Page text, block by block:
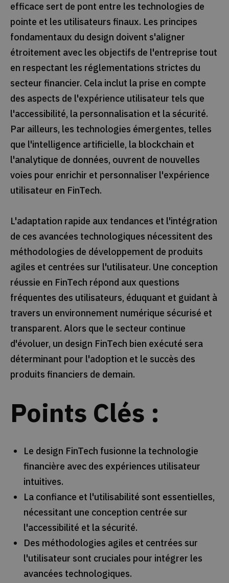
efficace sert de pont entre les technologies de
pointe et les utilisateurs finaux. Les principes
fondamentaux du design doivent s'aligner
étroitement avec les objectifs de l'entreprise tout
en respectant les réglementations strictes du
secteur financier. Cela inclut la prise en compte
des aspects de l'expérience utilisateur tels que
l'accessibilité, la personnalisation et la sécurité.
Par ailleurs, les technologies émergentes, telles
que l'intelligence artificielle, la blockchain et
l'analytique de données, ouvrent de nouvelles
voies pour enrichir et personnaliser l'expérience
utilisateur en FinTech.
L'adaptation rapide aux tendances et l'intégration
de ces avancées technologiques nécessitent des
méthodologies de développement de produits
agiles et centrées sur l'utilisateur. Une conception
réussie en FinTech répond aux questions
fréquentes des utilisateurs, éduquant et guidant à
travers un environnement numérique sécurisé et
transparent. Alors que le secteur continue
d'évoluer, un design FinTech bien exécuté sera
déterminant pour l'adoption et le succès des
produits financiers de demain.
Points Clés :
Le design FinTech fusionne la technologie
financière avec des expériences utilisateur
intuitives.
La confiance et l'utilisabilité sont essentielles,
nécessitant une conception centrée sur
l'accessibilité et la sécurité.
Des méthodologies agiles et centrées sur
l'utilisateur sont cruciales pour intégrer les
avancées technologiques.